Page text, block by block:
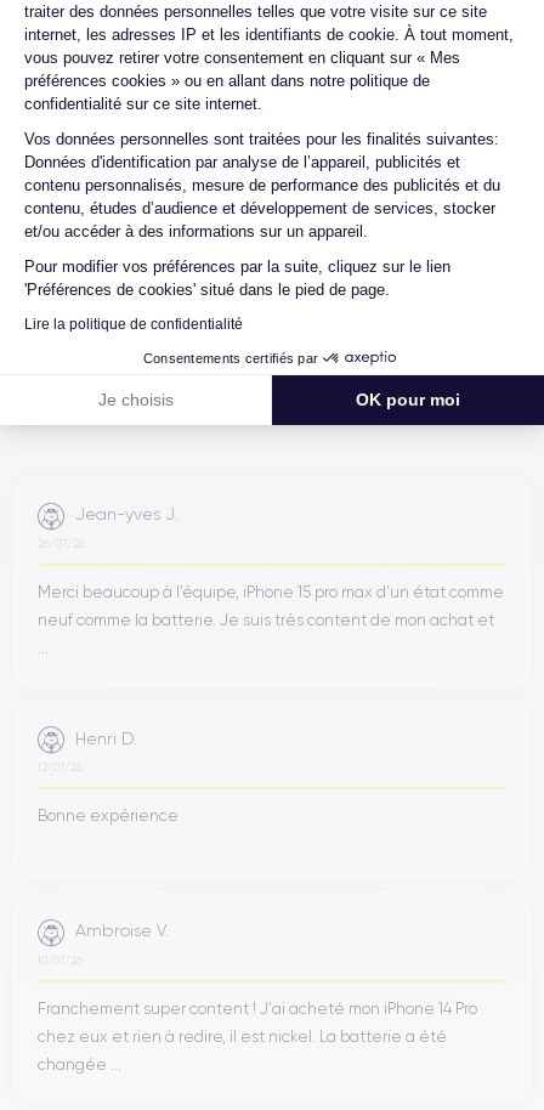
traiter des données personnelles telles que votre visite sur ce site
internet, les adresses IP et les identifiants de cookie. À tout moment,
vous pouvez retirer votre consentement en cliquant sur « Mes
préférences cookies » ou en allant dans notre politique de
confidentialité sur ce site internet.
Vos données personnelles sont traitées pour les finalités suivantes:
Données d'identification par analyse de l’appareil, publicités et
contenu personnalisés, mesure de performance des publicités et du
contenu, études d’audience et développement de services, stocker
et/ou accéder à des informations sur un appareil.
Pour modifier vos préférences par la suite, cliquez sur le lien
'Préférences de cookies' situé dans le pied de page.
Lire la politique de confidentialité
Consentements certifiés par
Je choisis OK pour moi
Axeptio consent
Avec
Certideal est en tête des sites de
reconditionnement.
4.6/5
Excellent
Jean-yves J.
26/07/26
Merci beaucoup à l’équipe, iPhone 15 pro max d’un état comme
neuf comme la batterie. Je suis très content de mon achat et
Henri D.
12/07/26
Bonne expérience
Ambroise V.
10/07/26
Franchement super content ! J'ai acheté mon iPhone 14 Pro
chez eux et rien à redire, il est nickel. La batterie a été
changée ...